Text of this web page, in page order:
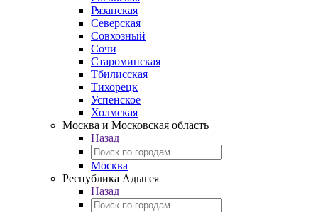
Рязанская
Северская
Совхозный
Сочи
Староминская
Тбилисская
Тихорецк
Успенское
Холмская
Москва и Московская область
Назад
Москва
Республика Адыгея
Назад